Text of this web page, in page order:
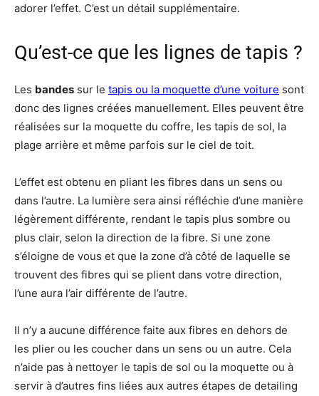
adorer l’effet. C’est un détail supplémentaire.
Qu’est-ce que les lignes de tapis ?
Les bandes sur le tapis ou la moquette d’une voiture sont
donc des lignes créées manuellement. Elles peuvent être
réalisées sur la moquette du coffre, les tapis de sol, la
plage arrière et même parfois sur le ciel de toit.
L’effet est obtenu en pliant les fibres dans un sens ou
dans l’autre. La lumière sera ainsi réfléchie d’une manière
légèrement différente, rendant le tapis plus sombre ou
plus clair, selon la direction de la fibre. Si une zone
s’éloigne de vous et que la zone d’à côté de laquelle se
trouvent des fibres qui se plient dans votre direction,
l’une aura l’air différente de l’autre.
Il n’y a aucune différence faite aux fibres en dehors de
les plier ou les coucher dans un sens ou un autre. Cela
n’aide pas à nettoyer le tapis de sol ou la moquette ou à
servir à d’autres fins liées aux autres étapes de detailing